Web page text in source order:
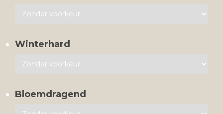
Winterhard
Bloemdragend